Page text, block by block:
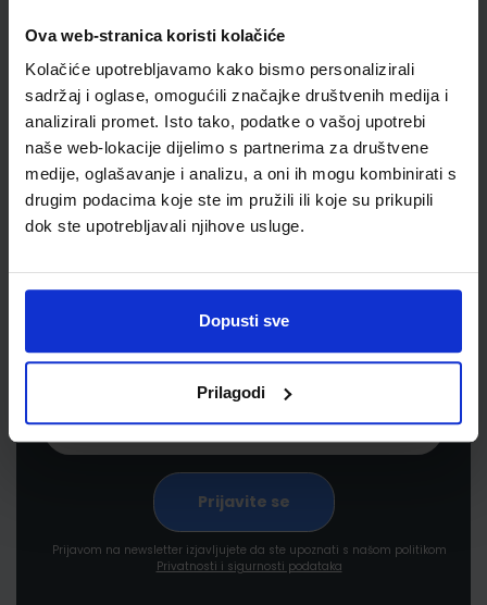
Ova web-stranica koristi kolačiće
Kolačiće upotrebljavamo kako bismo personalizirali
sadržaj i oglase, omogućili značajke društvenih medija i
analizirali promet. Isto tako, podatke o vašoj upotrebi
naše web-lokacije dijelimo s partnerima za društvene
medije, oglašavanje i analizu, a oni ih mogu kombinirati s
drugim podacima koje ste im pružili ili koje su prikupili
dok ste upotrebljavali njihove usluge.
Dopusti sve
Prilagodi
Newsletter prijava
Prijavite se kako bi primali informacije o novim
pogodnostima
Prijavom na newsletter izjavljujete da ste upoznati s našom politikom
Privatnosti i sigurnosti podataka